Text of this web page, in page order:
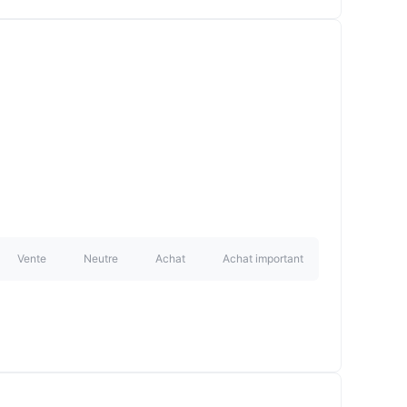
Vente Neutre Achat Achat important